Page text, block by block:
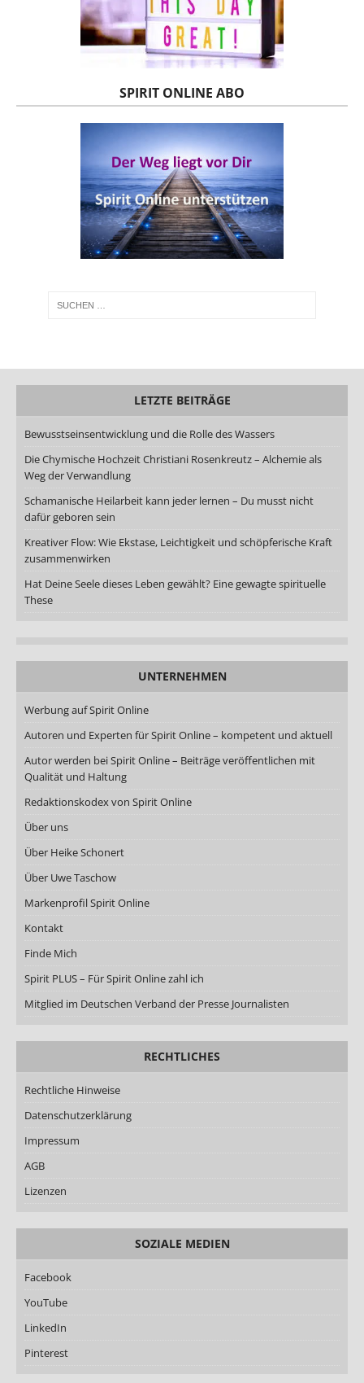
SPIRIT ONLINE ABO
LETZTE BEITRÄGE
Bewusstseinsentwicklung und die Rolle des Wassers
Die Chymische Hochzeit Christiani Rosenkreutz – Alchemie als
Weg der Verwandlung
Schamanische Heilarbeit kann jeder lernen – Du musst nicht
dafür geboren sein
Kreativer Flow: Wie Ekstase, Leichtigkeit und schöpferische Kraft
zusammenwirken
Hat Deine Seele dieses Leben gewählt? Eine gewagte spirituelle
These
UNTERNEHMEN
Werbung auf Spirit Online
Autoren und Experten für Spirit Online – kompetent und aktuell
Autor werden bei Spirit Online – Beiträge veröffentlichen mit
Qualität und Haltung
Redaktionskodex von Spirit Online
Über uns
Über Heike Schonert
Über Uwe Taschow
Markenprofil Spirit Online
Kontakt
Finde Mich
Spirit PLUS – Für Spirit Online zahl ich
Mitglied im Deutschen Verband der Presse Journalisten
RECHTLICHES
Rechtliche Hinweise
Datenschutzerklärung
Impressum
AGB
Lizenzen
SOZIALE MEDIEN
Facebook
YouTube
LinkedIn
Pinterest